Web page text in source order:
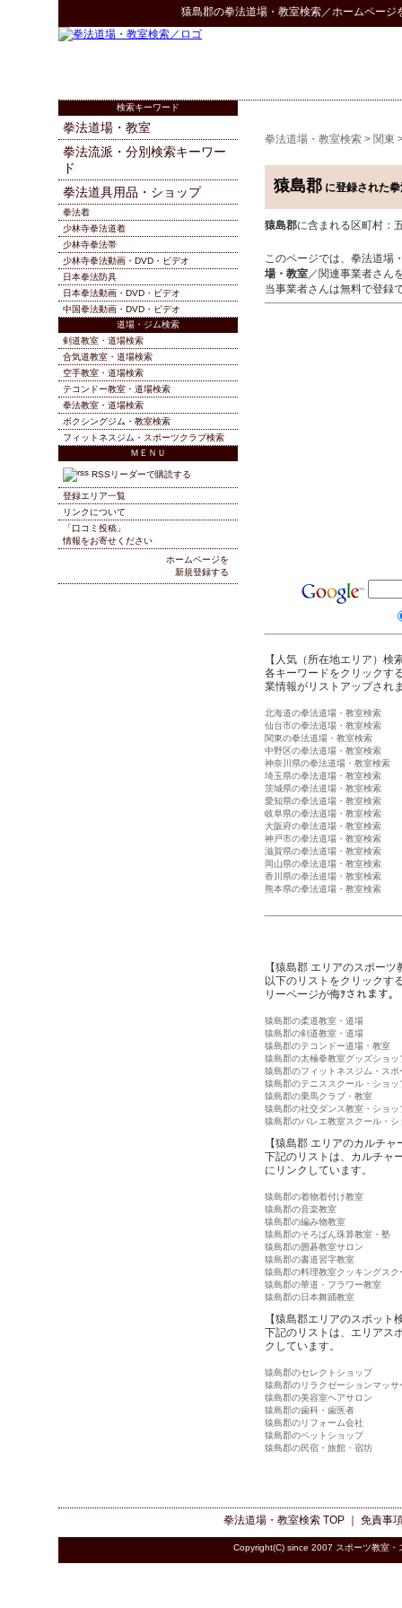
猿島郡の拳法道場・教室検索／ホームページ
拳法道場・教室検索 > 関東
猿島郡 に登録された
猿島郡に含まれる区町村：
このページでは、拳法道場
場・教室／関連事業者さん
当事業者さんは無料で登録
【人気（所在地エリア）検
各キーワードをクリックす
業情報がリストアップされ
北海道の拳法道場・教室検索
仙台市の拳法道場・教室検索
関東の拳法道場・教室検索
中野区の拳法道場・教室検索
神奈川県の拳法道場・教室検索
埼玉県の拳法道場・教室検索
茨城県の拳法道場・教室検索
愛知県の拳法道場・教室検索
岐阜県の拳法道場・教室検索
大阪府の拳法道場・教室検索
神戸市の拳法道場・教室検索
滋賀県の拳法道場・教室検索
岡山県の拳法道場・教室検索
香川県の拳法道場・教室検索
熊本県の拳法道場・教室検索
【猿島郡 エリアのスポー
以下のリストをクリックす
リーページが侮ｦされます。
猿島郡の柔道教室・道場
猿島郡の剣道教室・道場
猿島郡のテコンドー道場・教室
猿島郡の太極拳教室グッズショッ
猿島郡のフィットネスジム・スポ
猿島郡のテニススクール・ショッ
猿島郡の乗馬クラブ・教室
猿島郡の社交ダンス教室・ショッ
猿島郡のバレエ教室スクール・シ
【猿島郡 エリアのカルチ
下記のリストは、カルチャ
にリンクしています。
猿島郡の着物着付け教室
猿島郡の音楽教室
猿島郡の編み物教室
猿島郡のそろばん珠算教室・塾
猿島郡の囲碁教室サロン
猿島郡の書道習字教室
猿島郡の料理教室クッキングスク
猿島郡の華道・フラワー教室
猿島郡の日本舞踊教室
【猿島郡エリアのスポット
下記のリストは、エリアス
クしています。
猿島郡のセレクトショップ
猿島郡のリラクゼーションマッサ
猿島郡の美容室ヘアサロン
猿島郡の歯科・歯医者
猿島郡のリフォーム会社
猿島郡のペットショップ
猿島郡の民宿・旅館・宿坊
検索キーワード
拳法道場・教室
拳法流派・分別検索キーワー
ド
拳法道具用品・ショップ
拳法着
少林寺拳法道着
少林寺拳法帯
少林寺拳法動画・DVD・ビデオ
日本拳法防具
日本拳法動画・DVD・ビデオ
中国拳法動画・DVD・ビデオ
道場・ジム検索
剣道教室・道場検索
合気道教室・道場検索
空手教室・道場検索
テコンドー教室・道場検索
拳法教室・道場検索
ボクシングジム・教室検索
フィットネスジム・スポーツクラブ検索
ＭＥＮＵ
RSSリーダーで購読する
登録エリア一覧
リンクについて
「口コミ投稿」
情報をお寄せください
ホームページを
新規登録する
拳法道場・教室検索TOP ｜ 免責事
Copyright(C) since 2007 スポーツ教室・